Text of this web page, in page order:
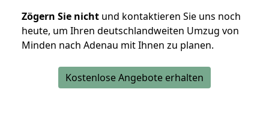
Zögern Sie nicht und kontaktieren Sie uns noch
heute, um Ihren deutschlandweiten Umzug von
Minden nach Adenau mit Ihnen zu planen.
Kostenlose Angebote erhalten